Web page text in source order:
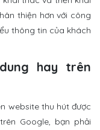
thiện hơn với công
thông tin của khách
hay trên
website thu hút được
Google, bạn phải